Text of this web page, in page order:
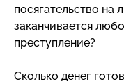
посягательство на
заканчивается
преступление?
Сколько денег